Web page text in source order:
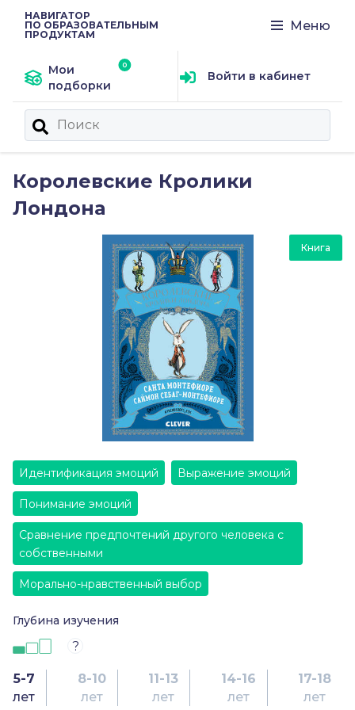
НАВИГАТОР
ПО ОБРАЗОВАТЕЛЬНЫМ
ПРОДУКТАМ
Меню
Мои
подборки
Войти в кабинет
Королевские Кролики
Лондона
Книга
Идентификация эмоций Выражение эмоций
Понимание эмоций
Сравнение предпочтений другого человека с
собственными
Морально-нравственный выбор
Глубина изучения
?
5-7
лет
8-10
лет
11-13
лет
14-16
лет
17-18
лет